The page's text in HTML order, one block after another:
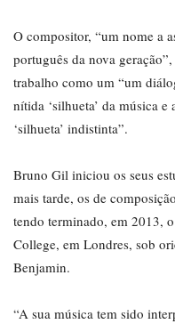
O compositor, “um nome a
português da nova
trabalho como um “um
nítida ‘silhueta’ da música
‘silhueta’ indistinta”.
Bruno Gil iniciou os seus
mais tarde, os de
tendo terminado, em 2013,
College, em Londres, sob
Benjamin.
“A sua música tem sido